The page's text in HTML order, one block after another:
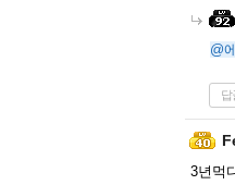
@
답
3년먹